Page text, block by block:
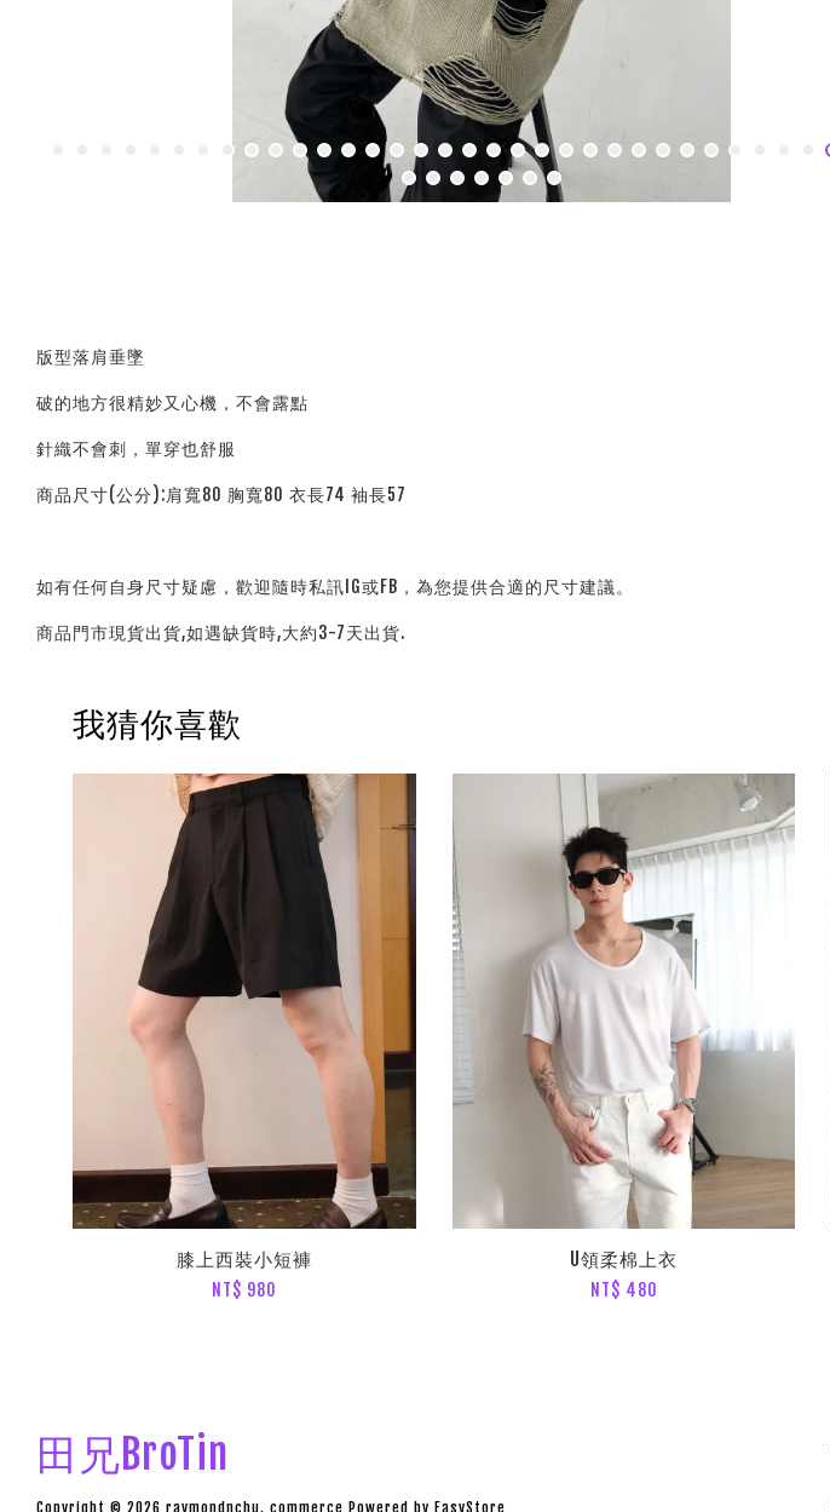
版型落肩垂墜
破的地方很精妙又心機，不會露點
針織不會刺，單穿也舒服
商品尺寸(公分):肩寬80 胸寬80 衣長74 袖長57
如有任何自身尺寸疑慮，歡迎隨時私訊IG或FB，為您提供合適的尺寸建議。
商品門市現貨出貨,如遇缺貨時,大約3-7天出貨.
我猜你喜歡
膝上西裝小短褲
NT$ 980
U領柔棉上衣
NT$ 480
田兄BroTin
Copyright © 2026 raymondnchu. commerce Powered by EasyStore